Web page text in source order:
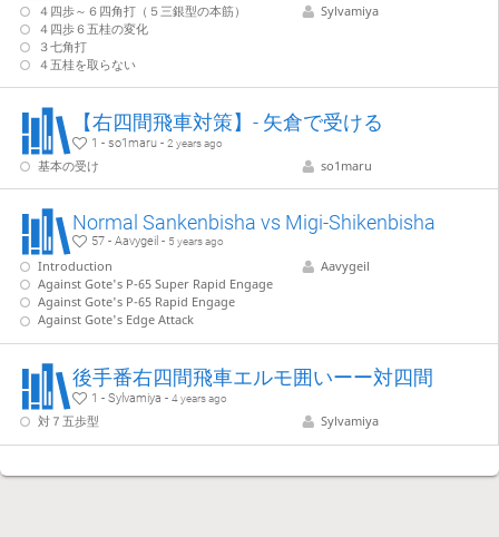
４四歩～６四角打（５三銀型の本筋）
４四歩６五桂の変化
３七角打
４五桂を取らない
Sylvamiya
【右四間飛車対策】- 矢倉で受ける
1 - so1maru -2 years ago
基本の受け so1maru
Normal Sankenbisha vs Migi-Shikenbisha
57 - Aavygeil - 5 years ago
Introduction
Against Gote's P-65 Super Rapid Engage
Against Gote's P-65 Rapid Engage
Against Gote's Edge Attack
Aavygeil
後手番右四間飛車エルモ囲いーー対四間
1 - Sylvamiya -4 years ago
対７五歩型 Sylvamiya